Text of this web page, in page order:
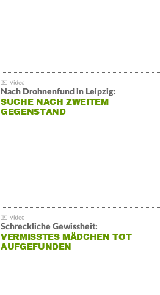
Nach Drohnenfund in Leipzig:
SUCHE NACH ZWEITEM
GEGENSTAND
Schreckliche Gewissheit:
VERMISSTES MÄDCHEN TOT
AUFGEFUNDEN